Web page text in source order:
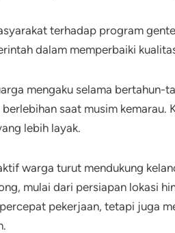
terhadap program
dalam memperbaiki
mengaku selama
saat musim
lebih layak.
warga turut mendukung
mulai dari persiapan lokasi
pekerjaan, tetapi juga